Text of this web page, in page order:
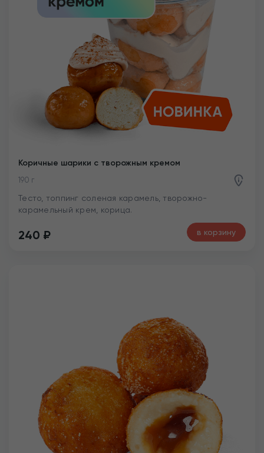
Коричные шарики с творожным кремом
190 г
Тесто, топпинг соленая карамель, творожно-
карамельный крем, корица.
240 ₽ в корзину